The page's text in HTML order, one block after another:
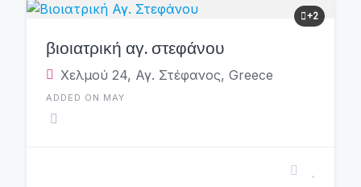
+2
βιοιατρική αγ. στεφάνου
Χελμού 24, Αγ. Στέφανος, Greece
ADDED ON MAY